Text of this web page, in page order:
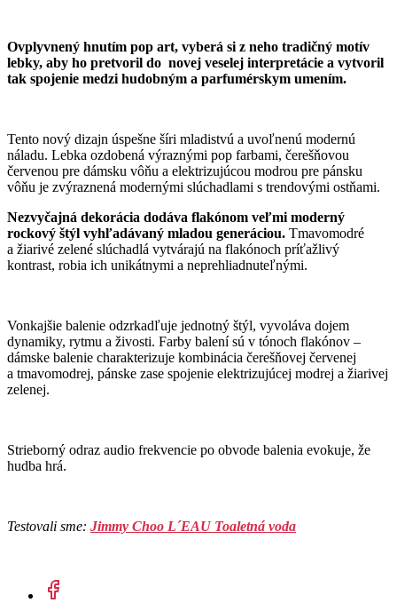
Ovplyvnený hnutím pop art, vyberá si z neho tradičný motív
lebky, aby ho pretvoril do novej veselej interpretácie a vytvoril
tak spojenie medzi hudobným a parfumérskym umením.
Tento nový dizajn úspešne šíri mladistvú a uvoľnenú modernú
náladu. Lebka ozdobená výraznými pop farbami, čerešňovou
červenou pre dámsku vôňu a elektrizujúcou modrou pre pánsku
vôňu je zvýraznená modernými slúchadlami s trendovými ostňami.
Nezvyčajná dekorácia dodáva flakónom veľmi moderný
rockový štýl vyhľadávaný mladou generáciou. Tmavomodré
a žiarivé zelené slúchadlá vytvárajú na flakónoch príťažlivý
kontrast, robia ich unikátnymi a neprehliadnuteľnými.
Vonkajšie balenie odzrkadľuje jednotný štýl, vyvoláva dojem
dynamiky, rytmu a živosti. Farby balení sú v tónoch flakónov –
dámske balenie charakterizuje kombinácia čerešňovej červenej
a tmavomodrej, pánske zase spojenie elektrizujúcej modrej a žiarivej
zelenej.
Strieborný odraz audio frekvencie po obvode balenia evokuje, že
hudba hrá.
Testovali sme: Jimmy Choo L´EAU Toaletná voda